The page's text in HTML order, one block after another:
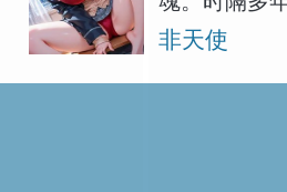
非天使